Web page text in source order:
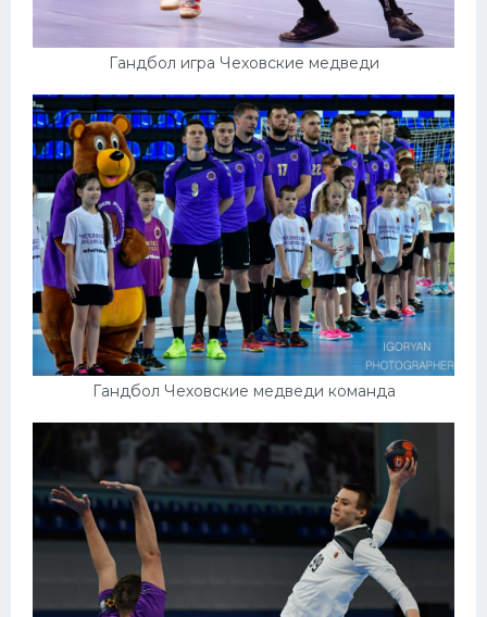
Гандбол игра Чеховские медведи
Гандбол Чеховские медведи команда